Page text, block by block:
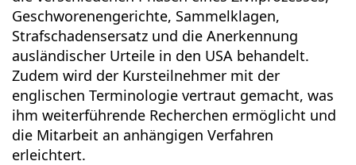
Geschworenengerichte, Sammelklagen,
Strafschadensersatz und die Anerkennung
ausländischer Urteile in den USA behandelt.
Zudem wird der Kursteilnehmer mit der
englischen Terminologie vertraut gemacht, was
ihm weiterführende Recherchen ermöglicht und
die Mitarbeit an anhängigen Verfahren
erleichtert.